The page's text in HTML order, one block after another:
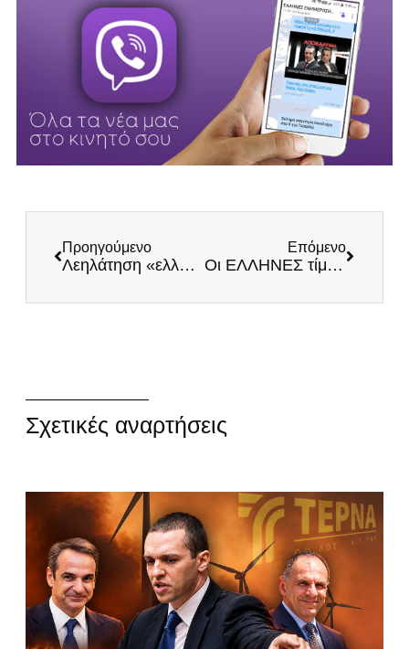
Προηγούμενο
Λεηλάτηση «ελληνικού» χρήματος!
Επόμενο
Οι ΕΛΛΗΝΕΣ τίμησαν και φέτος το ηρωικό Αλωνάκι της Ελευθερίας
Σχετικές αναρτήσεις